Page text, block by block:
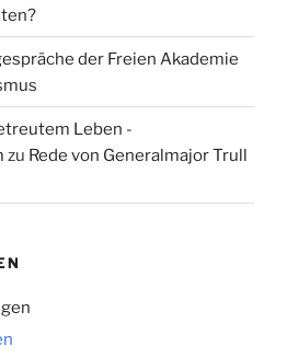
der Freien Akademie
Leben -
zu Rede von Generalmajor Trull